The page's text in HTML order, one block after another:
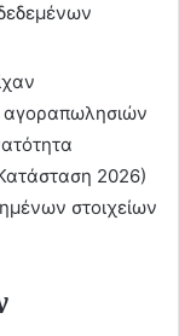
αγοραπωλησιών
2026)
στοιχείων